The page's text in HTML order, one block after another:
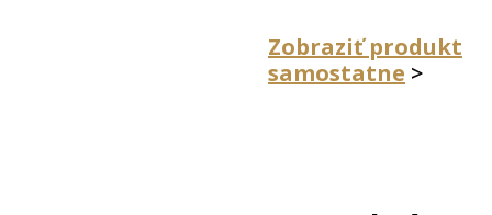
Zobraziť produkt
samostatne >